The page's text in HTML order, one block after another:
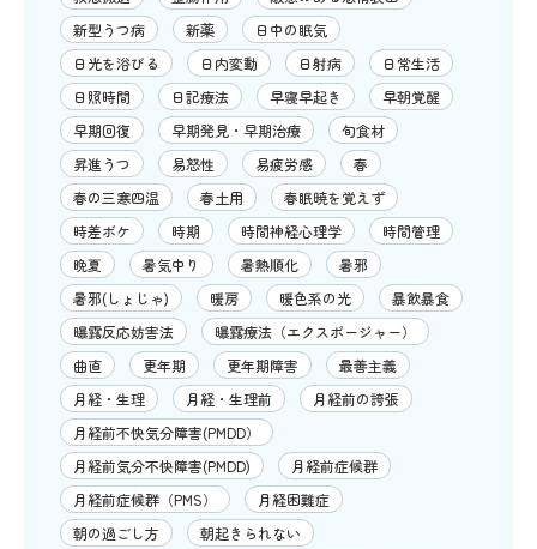
新型うつ病
新薬
日中の眠気
日光を浴びる
日内変動 日射病
日常生活
日照時間
日記療法 早寝早起き
早朝覚醒
早期回復
早期発見・早期治療
旬食材
昇進うつ
易怒性 易疲労感
春
春の三寒四温
春土用
春眠暁を覚えず
時差ボケ
時期 時間神経心理学
時間管理
晩夏
暑気中り 暑熱順化
暑邪
暑邪(しょじゃ)
暖房 暖色系の光
暴飲暴食
曝露反応妨害法
曝露療法（エクスポージャー）
曲直
更年期 更年期障害
最善主義
月経・生理
月経・生理前
月経前の誇張
月経前不快気分障害(PMDD）
月経前気分不快障害(PMDD)
月経前症候群
月経前症候群（PMS）
月経困難症
朝の過ごし方
朝起きられない